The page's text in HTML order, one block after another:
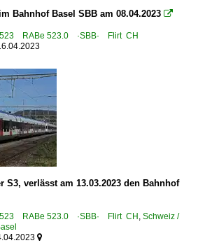
Bahnhof Basel SBB am 08.04.2023 
523 RABe 523.0 ·SBB· Flirt CH
S3, verlässt am 13.03.2023 den Bahnhof
523 RABe 523.0 ·SBB· Flirt CH, Schweiz /
